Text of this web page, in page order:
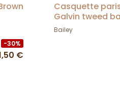
-30%
€
Casquette
Galvin tweed
Bailey